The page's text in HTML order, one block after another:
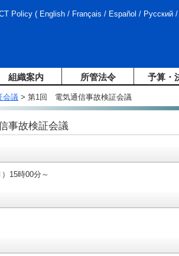
Policy ( English / Français / Español / Русский /
組織案内 所管法令 予算・
会議 > 第1回 電気通信事故検証会議
事故検証会議
15時00分～